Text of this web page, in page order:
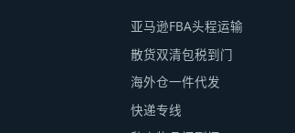
亚马逊FBA头程运输
散货双清包税到门
海外仓一件代发
快递专线